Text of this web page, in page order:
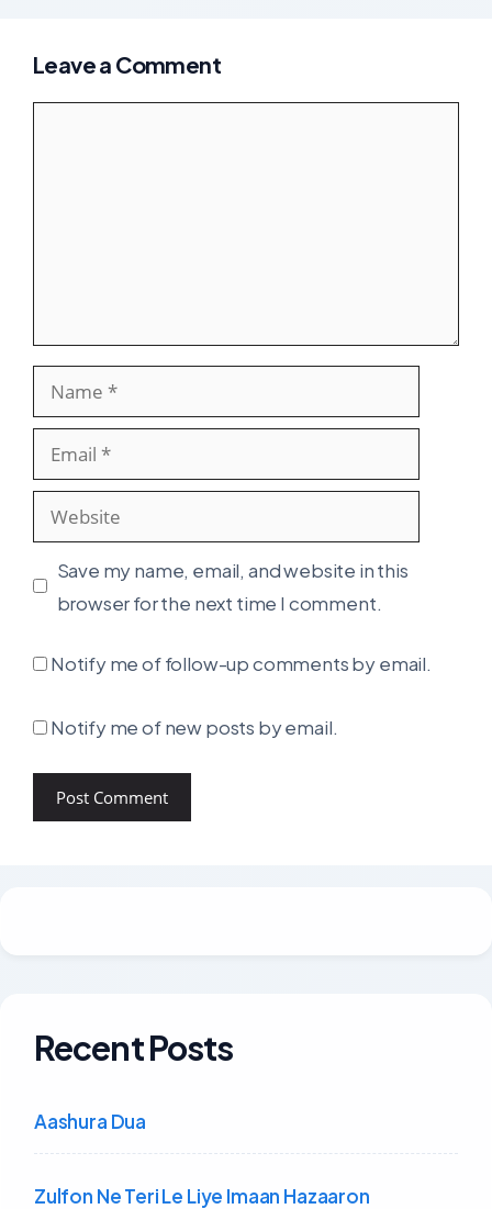
Leave a Comment
Name
Email
Website
Save my name, email, and website in this
browser for the next time I comment.
Notify me of follow-up comments by email.
Notify me of new posts by email.
Recent Posts
Aashura Dua
Zulfon Ne Teri Le Liye Imaan Hazaaron